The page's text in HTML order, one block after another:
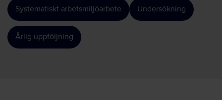
Systematiskt arbetsmiljöarbete Undersökning
Årlig uppföljning